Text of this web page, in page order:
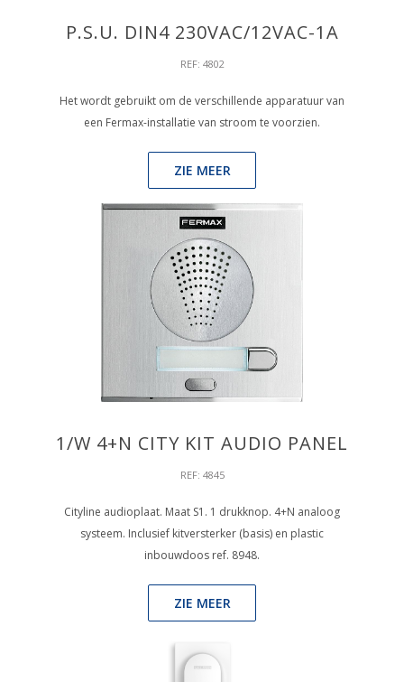
P.S.U. DIN4 230VAC/12VAC-1A
REF: 4802
Het wordt gebruikt om de verschillende apparatuur van
een Fermax-installatie van stroom te voorzien.
ZIE MEER
1/W 4+N CITY KIT AUDIO PANEL
REF: 4845
Cityline audioplaat. Maat S1. 1 drukknop. 4+N analoog
systeem. Inclusief kitversterker (basis) en plastic
inbouwdoos ref. 8948.
ZIE MEER